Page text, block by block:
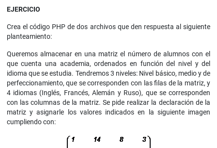
EJERCICIO
Crea el código PHP de dos archivos que den respuesta al siguiente
planteamiento:
Queremos almacenar en una matriz el número de alumnos con el
que cuenta una academia, ordenados en función del nivel y del
idioma que se estudia. Tendremos 3 niveles: Nivel básico, medio y de
perfeccionamiento, que se corresponden con las filas de la matriz, y
4 idiomas (Inglés, Francés, Alemán y Ruso), que se corresponden
con las columnas de la matriz. Se pide realizar la declaración de la
matriz y asignarle los valores indicados en la siguiente imagen
cumpliendo con: